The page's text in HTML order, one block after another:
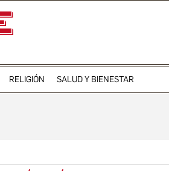
RELIGIÓN SALUD Y BIENESTAR